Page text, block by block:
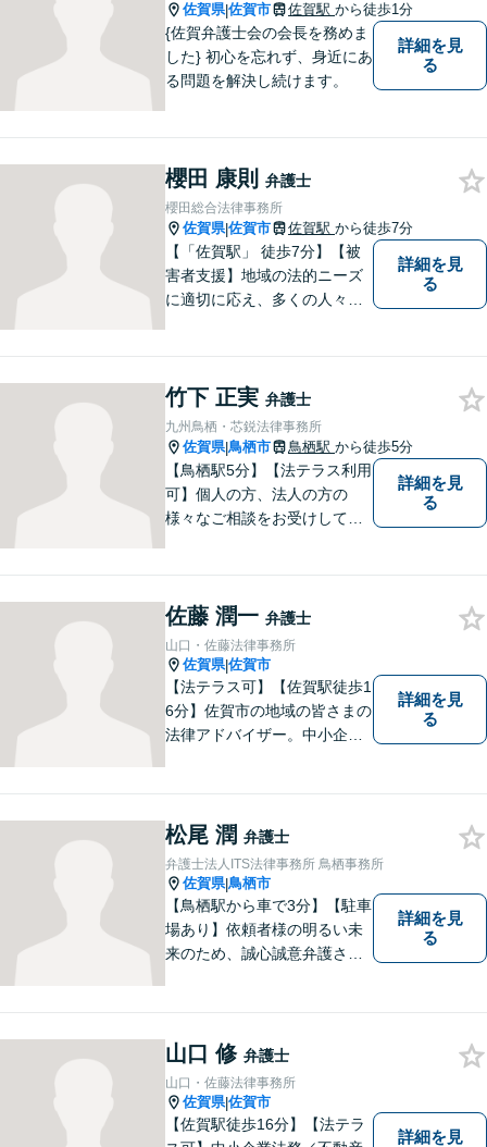
佐賀県|佐賀市 佐賀駅 から徒歩1分
{佐賀弁護士会の会長を務めま
した} 初心を忘れず、身近にあ
る問題を解決し続けます。
詳細を見
る
櫻田 康則 弁護士
櫻田総合法律事務所
佐賀県|佐賀市 佐賀駅 から徒歩7分
【「佐賀駅」 徒歩7分】【被
害者支援】地域の法的ニーズ
に適切に応え、多くの人々の
ぐように、丁寧にお悩みをお
伺いいたします。
詳細を見
る
竹下 正実 弁護士
九州鳥栖・芯鋭法律事務所
佐賀県|鳥栖市 鳥栖駅 から徒歩5分
【鳥栖駅5分】【法テラス利用
可】個人の方、法人の方の
様々なご相談をお受けしてお
案いたします。【債務整理・
残業代請求については初回面
談無料】【土日祝・夜間相談
可】
詳細を見
る
佐藤 潤一 弁護士
山口・佐藤法律事務所
佐賀県|佐賀市
【法テラス可】【佐賀駅徒歩1
6分】佐賀市の地域の皆さまの
法律アドバイザー。中小企業
う、最善を尽くさせていただ
きます。【土日夜間対応】
詳細を見
る
松尾 潤 弁護士
弁護士法人ITS法律事務所 鳥栖事務所
佐賀県|鳥栖市
【鳥栖駅から車で3分】【駐車
場あり】依頼者様の明るい未
来のため、誠心誠意弁護させ
相続など、幅広い困りごとに
対応可能！【完全個室で対
応】
詳細を見
る
山口 修 弁護士
山口・佐藤法律事務所
佐賀県|佐賀市
【佐賀駅徒歩16分】【法テラ
詳細を見